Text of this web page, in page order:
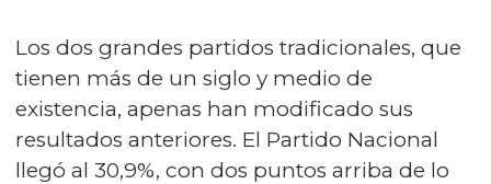
Los dos grandes partidos tradicionales, que
tienen más de un siglo y medio de
existencia, apenas han modificado sus
resultados anteriores. El Partido Nacional
llegó al 30,9%, con dos puntos arriba de lo